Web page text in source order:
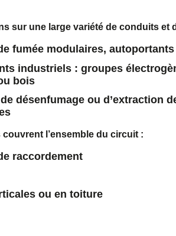
?
sur une large variété de conduits et
fumée modulaires,
industriels : groupes
bois
désenfumage ou d’extraction
l’ensemble du circuit :
raccordement
ou en toiture